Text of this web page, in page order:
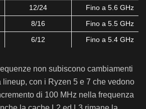
12/24 Fino a 5.6 GHz
8/16 Fino a 5.5 GHz
6/12 Fino a 5.4 GHz
non subiscono cambiamenti
lineup, con i Ryzen 5 e 7 che vedono
di 100 MHz nella frequenza